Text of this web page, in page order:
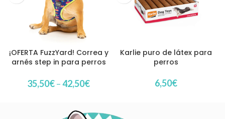
¡OFERTA FuzzYard! Correa y
arnés step in para perros
35,50€–42,50€
Karlie puro de látex para
perros
6,50€